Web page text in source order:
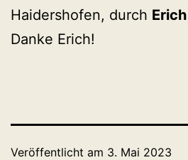
Haidershofen, durch
Danke Erich!
Veröffentlicht am 3. Mai 2023